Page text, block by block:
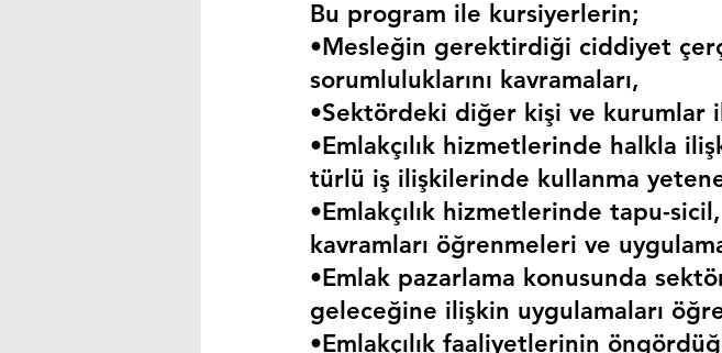
Bu program ile kursiyerlerin;
•Mesleğin gerektirdiği ciddiyet
sorumluluklarını kavramaları,
•Sektördeki diğer kişi ve kurumlar
•Emlakçılık hizmetlerinde halkla
türlü iş ilişkilerinde kullanma
•Emlakçılık hizmetlerinde tapu-
kavramları öğrenmeleri ve
•Emlak pazarlama konusunda
geleceğine ilişkin uygulamaları
•Emlakçılık faaliyetlerinin